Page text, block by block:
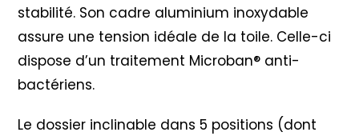
stabilité. Son cadre aluminium inoxydable
assure une tension idéale de la toile. Celle-ci
dispose d’un traitement Microban® anti-
bactériens.
Le dossier inclinable dans 5 positions (dont